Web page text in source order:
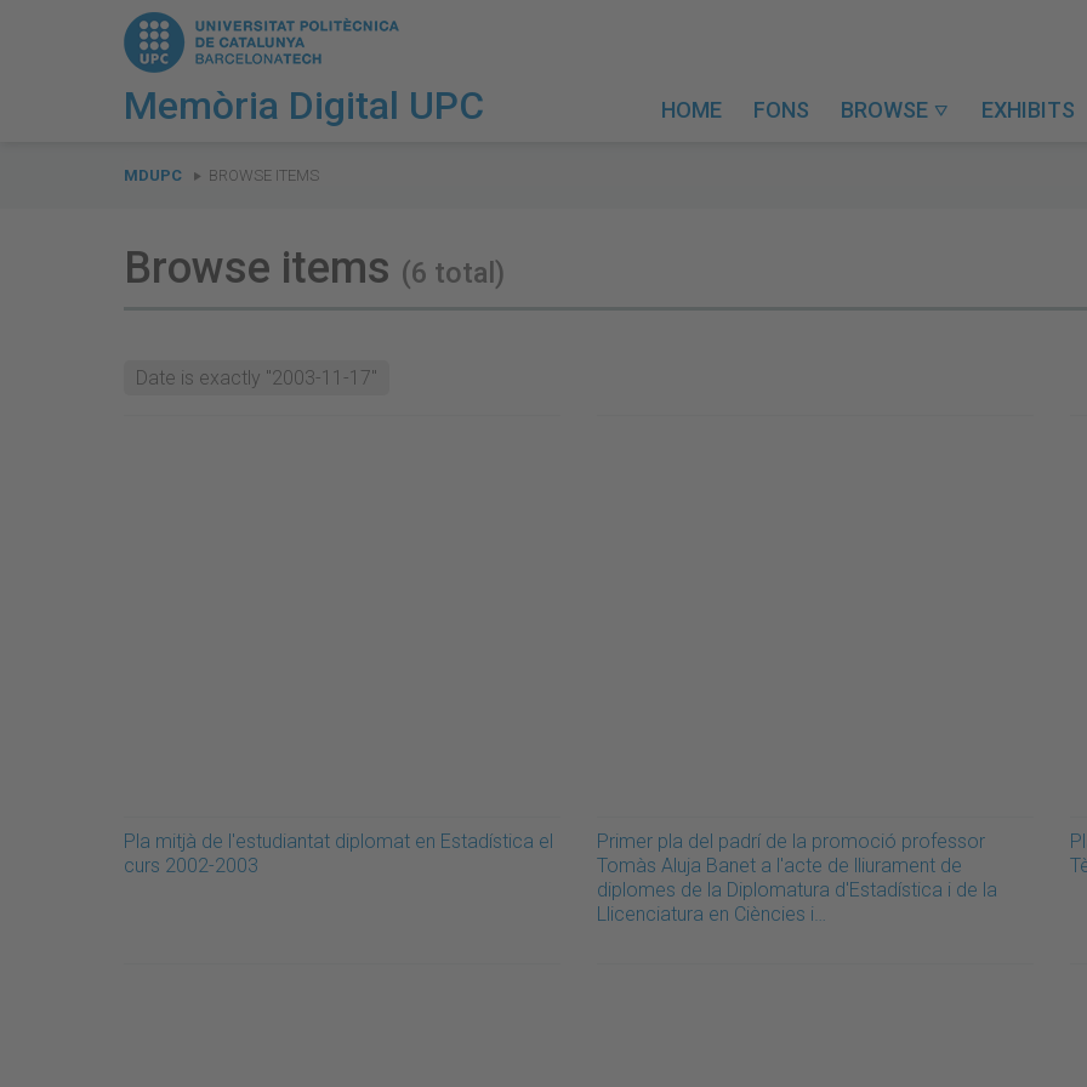
Memòria Digital UPC HOME FONS BROWSE  EXHIBITS
are
MDUPC BROWSE ITEMS
Browse items (6 total)
Date is exactly "2003-11-17"
Pla mitjà de l'estudiantat diplomat en Estadística el
curs 2002-2003
Primer pla del padrí de la promoció professor
Tomàs Aluja Banet a l'acte de lliurament de
diplomes de la Diplomatura d'Estadística i de la
Llicenciatura en Ciències i…